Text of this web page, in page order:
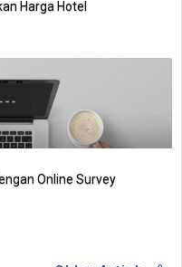
Harga Hotel
Online Survey